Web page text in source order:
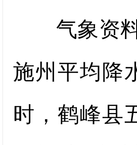
气象资料
施州平均降
时，鹤峰县